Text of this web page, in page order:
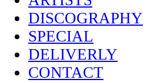
DISCOGRAPHY
SPECIAL
DELIVERLY
CONTACT